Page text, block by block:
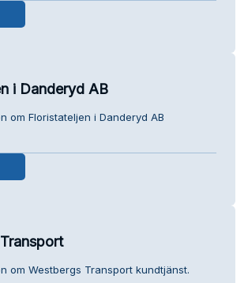
i Danderyd AB
om Floristateljen i Danderyd AB
om Westbergs Transport kundtjänst.